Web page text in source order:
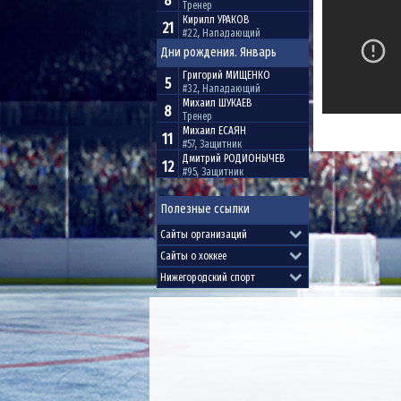
Тренер
21 Кирилл УРАКОВ
#22, Нападающий
Дни рождения. Январь
5 Григорий МИЩЕНКО
#32, Нападающий
8 Михаил ШУКАЕВ
Тренер
11 Михаил ЕСАЯН
#57, Защитник
12 Дмитрий РОДИОНЫЧЕВ
#95, Защитник
Полезные ссылки